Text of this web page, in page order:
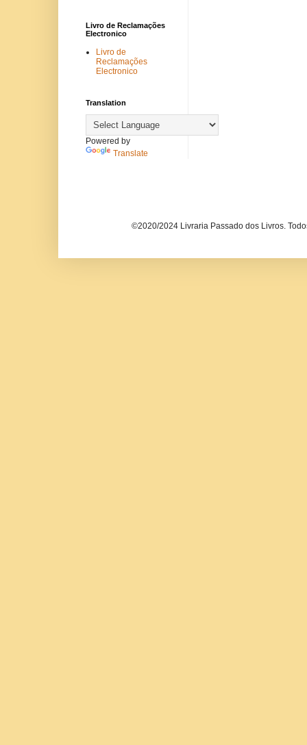
Livro de Reclamações
Electronico
Livro de
Reclamações
Electronico
Translation
Powered by
Translate
©2020/2024 Livraria Passado dos Livros.